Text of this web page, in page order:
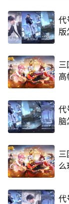
代
版
三
高
代
脑
三
么
代